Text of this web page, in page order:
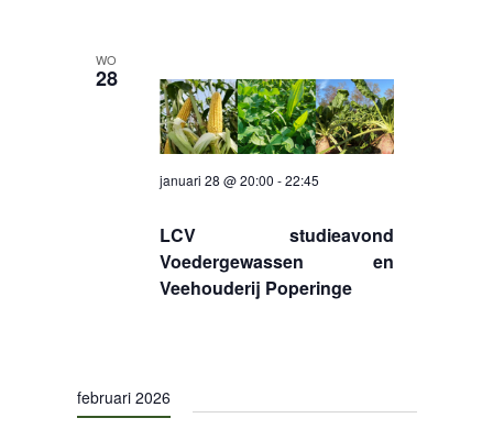
WO
28
LCV studieavond
Voedergewassen en
Veehouderij Poperinge
januari 28 @ 20:00 -22:45
februari 2026